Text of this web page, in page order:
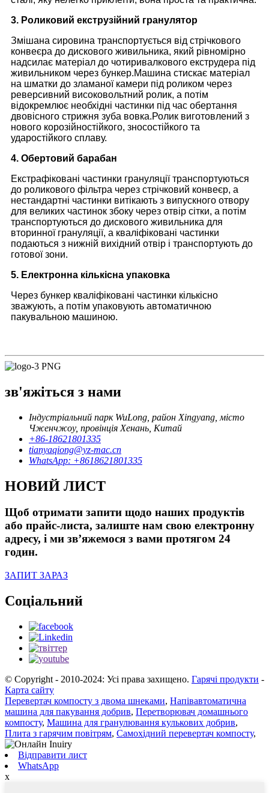
3. Роликовий екструзійний гранулятор
Змішана сировина транспортується від стрічкового
конвеєра до дискового живильника, який рівномірно
надсилає матеріал до чотиривалкового екструдера під
живильником через бункер.Машина стискає матеріал
на шматки до зламаної камери під роликом через
реверсивний високовольтний ролик, а потім
відокремлює необхідні частинки під час обертання
двовісного стрижня зуба вовка.Ролик виготовлений з
нового корозійностійкого, зносостійкого та
ударостійкого сплаву.
4. Обертовий барабан
Екстрафіковані частинки грануляції транспортуються
до роликового фільтра через стрічковий конвеєр, а
нестандартні частинки витікають з випускного отвору
для великих частинок збоку через отвір сітки, а потім
транспортуються до дискового живильника для
вторинної грануляції, а кваліфіковані частинки
подаються з нижній вихідний отвір і транспортують до
готової зони.
5. Електронна кількісна упаковка
Через бункер кваліфіковані частинки кількісно
зважують, а потім упаковують автоматичною
пакувальною машиною.
зв'яжіться з нами
Індустріальний парк WuLong, район Xingyang, місто
Чженчжоу, провінція Хенань, Китай
+86-18621801335
tianyaqiong@yz-mac.cn
WhatsApp: +8618621801335
НОВИЙ ЛИСТ
Щоб отримати запити щодо наших продуктів
або прайс-листа, залиште нам свою електронну
адресу, і ми зв’яжемося з вами протягом 24
годин.
ЗАПИТ ЗАРАЗ
Соціальний
© Copyright - 2010-2024: Усі права захищено. Гарячі продукти -
Карта сайту
Перевертач компосту з двома шнеками, Напівавтоматична
машина для пакування добрив, Перетворювач домашнього
компосту, Машина для гранулювання кулькових добрив,
Плита з гарячим повітрям, Самохідний перевертач компосту,
Відправити лист
WhatsApp
x